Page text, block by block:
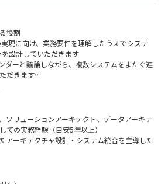
終わりまでを収支・財務管理という切り口でか
意思決定・オペレーション・プロセスを掌握で
産管理等多様な職務経歴を持つメンバー、ま
多様で国際色豊かなTeamです。
多く、外国籍社員がいるため、英語を日常的に
り、メンバーで議論をしながら課題設計を設定
な組織です。
、事業総括、海外拠点事業責任者、海外拠点財
るコミュニケーション能力
役割
現に向け、業務要件を理解したうえでシステ
設計していただきます
ダーと議論しながら、複数システムをまたぐ連
だきます
期のアーキテクチャ整合を両立し、再利用可能
ただきます
ケースを超えて全社最適を描くエンタープライ
活躍いただくことを期待しています
参画し、ビジネス部門と連携しながら、主要ユ
え、API/IF、アプリケーション構成、連携方式
ソリューションアーキテクト、データアーキテ
ての実務経験（目安5年以上）
アーキテクチャ設計・システム統合を主導した
ド基盤、アプリケーション構成を含むシステム